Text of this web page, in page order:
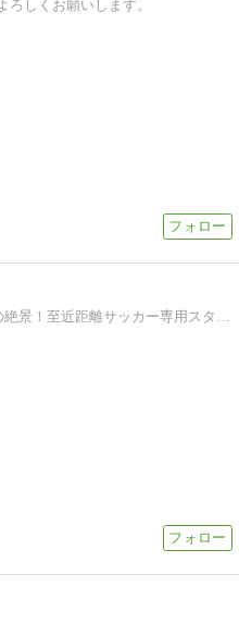
しくお願いします。
日立柏サッカー場(日立台)からの絶景！至近距離サッカー専用スタジアムは素晴らしい！写真バンバン載せていきます！